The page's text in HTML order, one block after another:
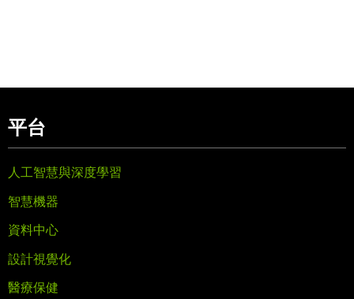
平台
人工智慧與深度學習
智慧機器
資料中心
設計視覺化
醫療保健